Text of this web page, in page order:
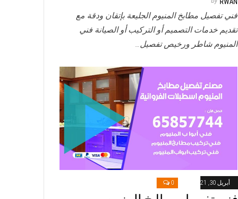
فني تفصيل مطابخ المنيوم الجليعة بإتقان ودقة مع
تقديم خدمات التصميم أو التركيب أو الصيانة فني
المنيوم شاطر ورخيص تفصيل…
أبريل 30, 2021 0